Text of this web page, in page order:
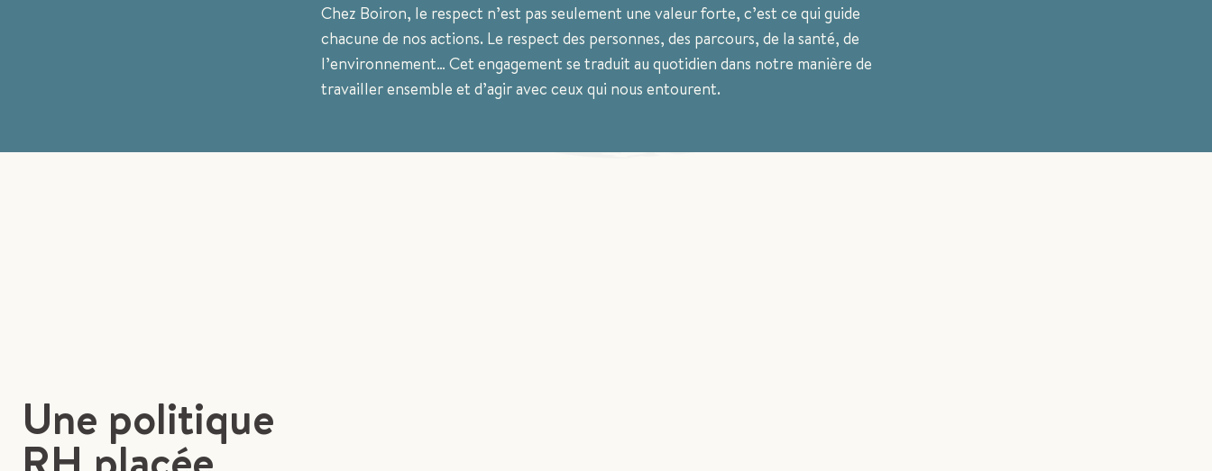
Chez Boiron, le respect n’est pas seulement une valeur forte, c’est ce qui guide
chacune de nos actions. Le respect des personnes, des parcours, de la santé, de
l’environnement… Cet engagement se traduit au quotidien dans notre manière de
travailler ensemble et d’agir avec ceux qui nous entourent.
Une politique